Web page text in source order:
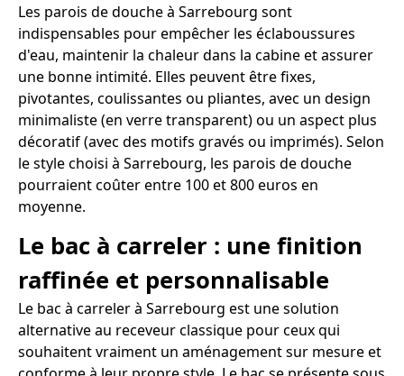
Les parois de douche à Sarrebourg sont
indispensables pour empêcher les éclaboussures
d'eau, maintenir la chaleur dans la cabine et assurer
une bonne intimité. Elles peuvent être fixes,
pivotantes, coulissantes ou pliantes, avec un design
minimaliste (en verre transparent) ou un aspect plus
décoratif (avec des motifs gravés ou imprimés). Selon
le style choisi à Sarrebourg, les parois de douche
pourraient coûter entre 100 et 800 euros en
moyenne.
Le bac à carreler : une finition
raffinée et personnalisable
Le bac à carreler à Sarrebourg est une solution
alternative au receveur classique pour ceux qui
souhaitent vraiment un aménagement sur mesure et